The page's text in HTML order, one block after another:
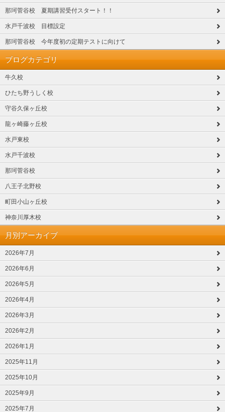
那珂菅谷校 夏期講習受付スタート！！
水戸千波校 目標設定
那珂菅谷校 今年度初の定期テストに向けて
ブログカテゴリ
牛久校
ひたち野うしく校
守谷久保ヶ丘校
龍ヶ崎藤ヶ丘校
水戸東校
水戸千波校
那珂菅谷校
八王子北野校
町田小山ヶ丘校
神奈川厚木校
月別アーカイブ
2026年7月
2026年6月
2026年5月
2026年4月
2026年3月
2026年2月
2026年1月
2025年11月
2025年10月
2025年9月
2025年7月